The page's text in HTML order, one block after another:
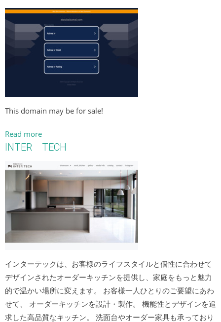
This domain may be for sale!
Read more
INTER TECH
インターテックは、お客様のライフスタイルと個性に合わせて
デザインされたオーダーキッチンを提供し、家庭をもっと魅力
的で温かい場所に変えます。 お客様一人ひとりのご要望にあわ
せて、 オーダーキッチンを設計・製作。 機能性とデザインを追
求した高品質なキッチン。 洗面台やオーダー家具も承っており